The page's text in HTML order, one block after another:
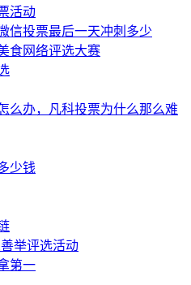
活动
信投票最后一天冲刺多少
食网络评选大赛
么办，凡科投票为什么那么难
少钱
举评选活动
第一